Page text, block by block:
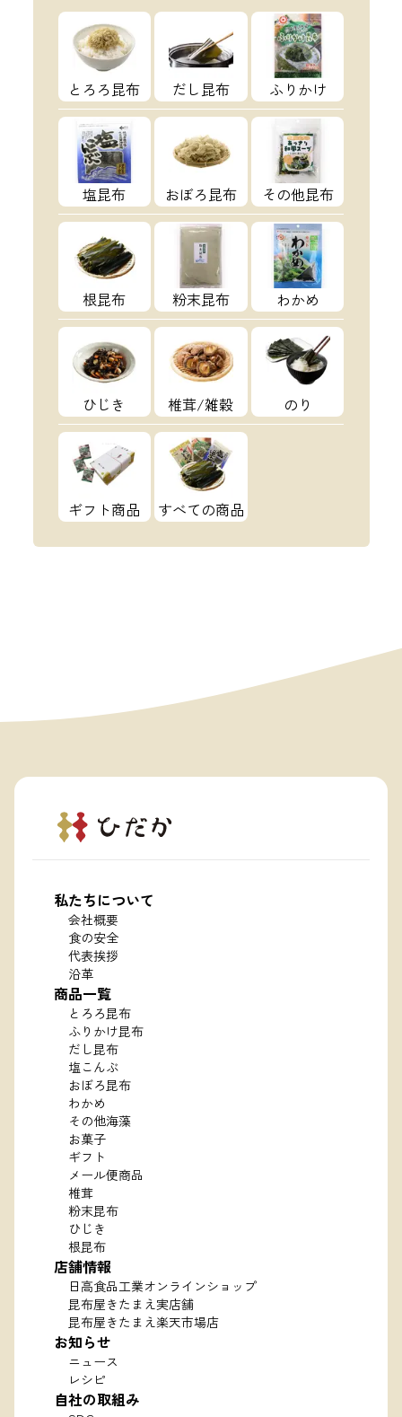
とろろ昆布 だし昆布 ふりかけ
塩昆布 おぼろ昆布 その他昆布
根昆布 粉末昆布 わかめ
ひじき 椎茸/雑穀 のり
ギフト商品 すべての商品
私たちについて
会社概要
食の安全
代表挨拶
沿革
商品一覧
とろろ昆布
ふりかけ昆布
だし昆布
塩こんぶ
おぼろ昆布
わかめ
その他海藻
お菓子
ギフト
メール便商品
椎茸
粉末昆布
ひじき
根昆布
店舗情報
日高食品工業オンラインショップ
昆布屋きたまえ実店舗
昆布屋きたまえ楽天市場店
お知らせ
ニュース
レシピ
自社の取組み